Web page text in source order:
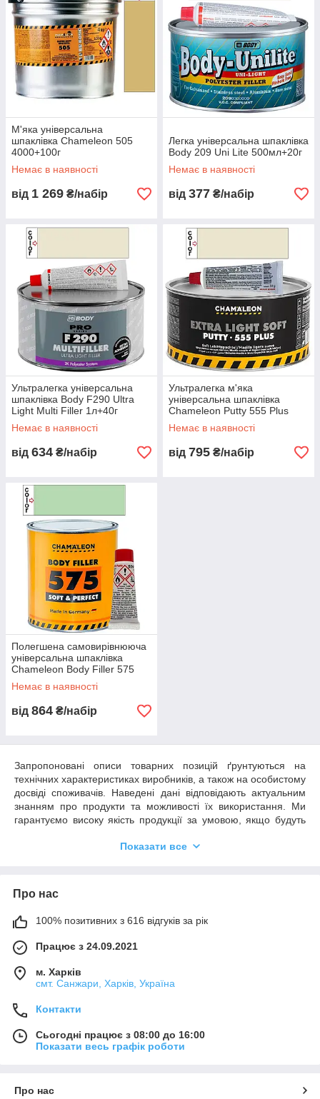
М'яка універсальна
шпаклівка Chameleon 505
4000+100г
Немає в наявності
від 1 269 ₴/набір
Легка універсальна шпаклівка
Body 209 Uni Lite 500мл+20г
Немає в наявності
від 377 ₴/набір
Ультралегка універсальна
шпаклівка Body F290 Ultra
Light Multi Filler 1л+40г
Немає в наявності
від 634 ₴/набір
Ультралегка м'яка
універсальна шпаклівка
Chameleon Putty 555 Plus
Extra Light Soft 1л+50г
Немає в наявності
від 795 ₴/набір
Полегшена самовирівнююча
універсальна шпаклівка
Chameleon Body Filler 575
1л+50г
Немає в наявності
від 864 ₴/набір
Запропоновані описи товарних позицій ґрунтуються на
технічних характеристиках виробників, а також на особистому
досвіді споживачів. Наведені дані відповідають актуальним
знанням про продукти та можливості їх використання. Ми
гарантуємо високу якість продукції за умовою, якщо будуть
Необхідним є пробне тестування обраного продукту у зв'язку
застосування продуктів, якщо на кінцевий результат мали
вплив фактори, що знаходяться поза зоною нашого
контролю.
Показати все
Про нас
100% позитивних з 616 відгуків за рік
Працює з 24.09.2021
м. Харків
смт. Санжари, Харків, Україна
Контакти
Сьогодні працює з 08:00 до 16:00
Показати весь графік роботи
Про нас